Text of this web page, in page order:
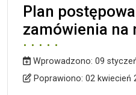
Plan
zamówienia na
Wprowadzono
Wprowadzono: 09
Poprawiono
Poprawiono: 02 kwiecień